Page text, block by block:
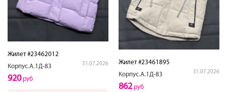
Жилет #23462012
Корпус.А.1Д-83
31.07.2026
920руб
Жилет #23461895
Корпус.А.1Д-83
31.07.2026
862руб